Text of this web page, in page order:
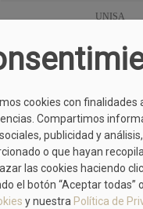
UNISA
29,90 € 99,90
cookies con finalidades
Compartimos
publicidad y
o que hayan
las cookies haciendo
el botón “Aceptar todas”
y nuestra Política de